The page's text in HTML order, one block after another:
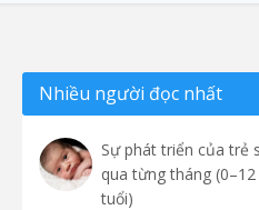
Nhiều người đọc nhất
Sự phát triển của trẻ
qua từng tháng
tuổi)